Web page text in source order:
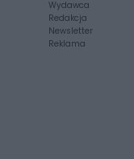
Wydawca
Redakcja
Newsletter
Reklama